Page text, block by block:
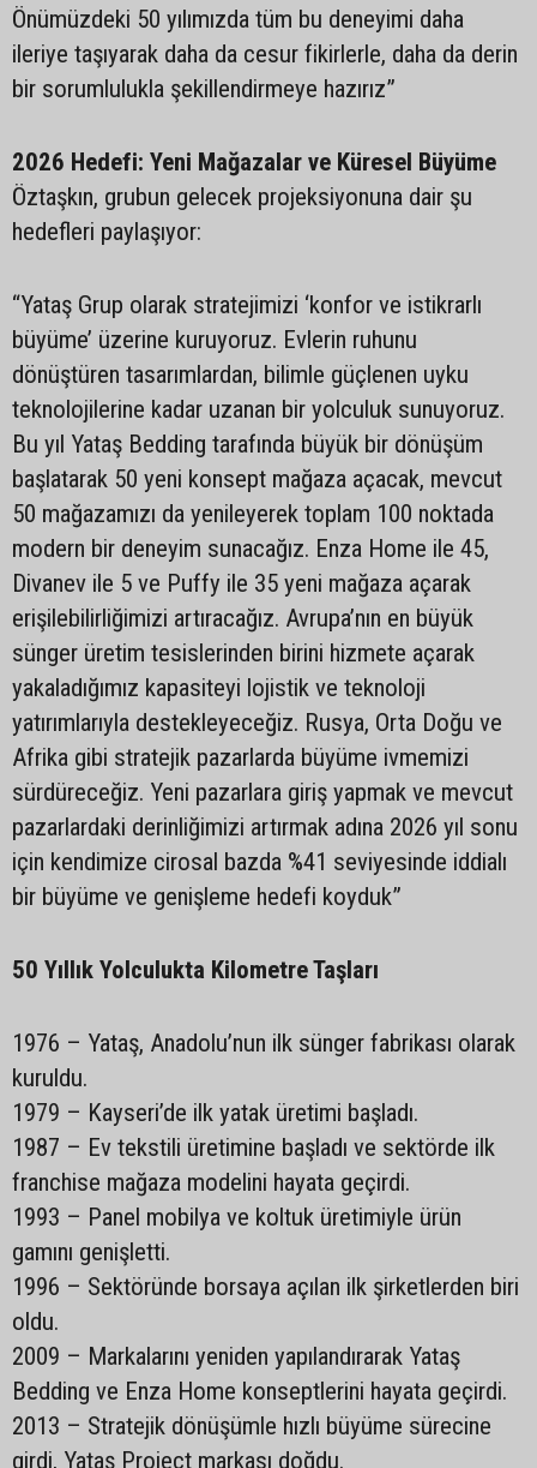
Önümüzdeki 50 yılımızda tüm bu deneyimi daha
ileriye taşıyarak daha da cesur fikirlerle, daha da derin
bir sorumlulukla şekillendirmeye hazırız”
2026 Hedefi: Yeni Mağazalar ve Küresel Büyüme
Öztaşkın, grubun gelecek projeksiyonuna dair şu
hedefleri paylaşıyor:
“Yataş Grup olarak stratejimizi ‘konfor ve istikrarlı
büyüme’ üzerine kuruyoruz. Evlerin ruhunu
dönüştüren tasarımlardan, bilimle güçlenen uyku
teknolojilerine kadar uzanan bir yolculuk sunuyoruz.
Bu yıl Yataş Bedding tarafında büyük bir dönüşüm
başlatarak 50 yeni konsept mağaza açacak, mevcut
50 mağazamızı da yenileyerek toplam 100 noktada
modern bir deneyim sunacağız. Enza Home ile 45,
Divanev ile 5 ve Puffy ile 35 yeni mağaza açarak
erişilebilirliğimizi artıracağız. Avrupa’nın en büyük
sünger üretim tesislerinden birini hizmete açarak
yakaladığımız kapasiteyi lojistik ve teknoloji
yatırımlarıyla destekleyeceğiz. Rusya, Orta Doğu ve
Afrika gibi stratejik pazarlarda büyüme ivmemizi
sürdüreceğiz. Yeni pazarlara giriş yapmak ve mevcut
pazarlardaki derinliğimizi artırmak adına 2026 yıl sonu
için kendimize cirosal bazda %41 seviyesinde iddialı
bir büyüme ve genişleme hedefi koyduk”
50 Yıllık Yolculukta Kilometre Taşları
1976 – Yataş, Anadolu’nun ilk sünger fabrikası olarak
kuruldu.
1979 – Kayseri’de ilk yatak üretimi başladı.
1987 – Ev tekstili üretimine başladı ve sektörde ilk
franchise mağaza modelini hayata geçirdi.
1993 – Panel mobilya ve koltuk üretimiyle ürün
gamını genişletti.
1996 – Sektöründe borsaya açılan ilk şirketlerden biri
oldu.
2009 – Markalarını yeniden yapılandırarak Yataş
Bedding ve Enza Home konseptlerini hayata geçirdi.
2013 – Stratejik dönüşümle hızlı büyüme sürecine
girdi, Yataş Project markası doğdu.